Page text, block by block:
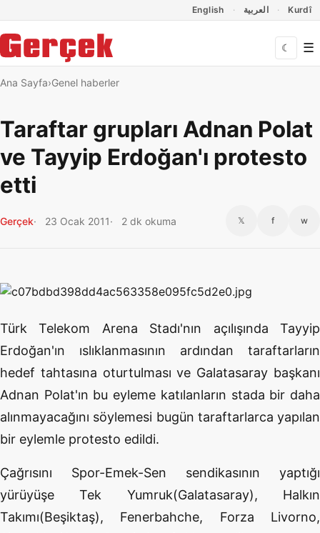
English العربية Kurdî
☾ ☰
Ana Sayfa Genel haberler
Taraftar grupları Adnan Polat
ve Tayyip Erdoğan'ı protesto
etti
Gerçek 23 Ocak 2011 2 dk okuma 𝕏 f w
Türk Telekom Arena Stadı'nın açılışında Tayyip
Erdoğan'ın ıslıklanmasının ardından taraftarların
hedef tahtasına oturtulması ve Galatasaray başkanı
Adnan Polat'ın bu eyleme katılanların stada bir daha
alınmayacağını söylemesi bugün taraftarlarca yapılan
bir eylemle protesto edildi.
Çağrısını Spor-Emek-Sen sendikasının yaptığı
yürüyüşe Tek Yumruk(Galatasaray), Halkın
Takımı(Beşiktaş), Fenerbahche, Forza Livorno,